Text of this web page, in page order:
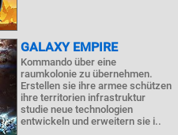
GALAXY EMPIRE
Kommando über eine
raumkolonie zu übernehmen.
Erstellen sie ihre armee schützen
ihre territorien infrastruktur
studie neue technologien
entwickeln und erweitern sie i..